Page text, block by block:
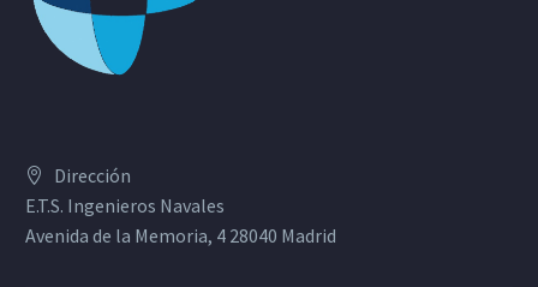
Dirección
E.T.S. Ingenieros Navales
Avenida de la Memoria, 4 28040 Madrid